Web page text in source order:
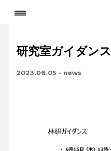
研究室ガイダン
2023.06.05 - news